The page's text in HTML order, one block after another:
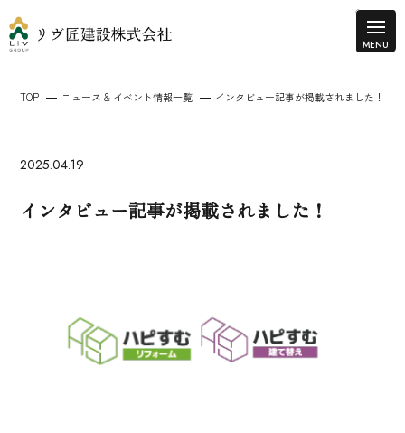
TOP ニュース & イベント情報一覧 インタビュー記事が掲載されました！
2025.04.19
インタビュー記事が掲載されました！